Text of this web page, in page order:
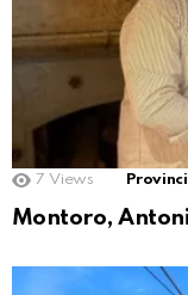
7 Views
Montoro,